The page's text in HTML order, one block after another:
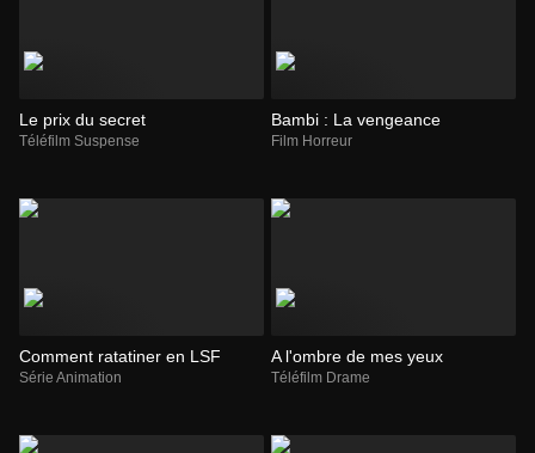
Le prix du secret
Téléfilm Suspense
Bambi : La vengeance
Film Horreur
Comment ratatiner en LSF
Série Animation
A l'ombre de mes yeux
Téléfilm Drame